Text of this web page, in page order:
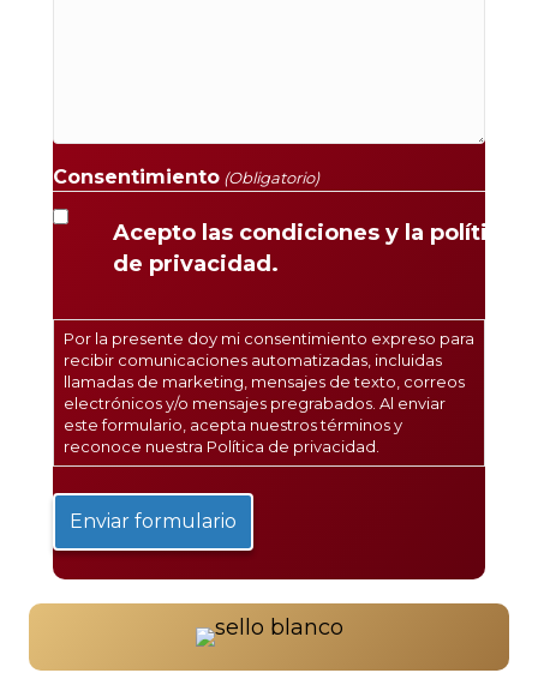
Consentimiento (Obligatorio)
Acepto las condiciones y la política
de privacidad.
Por la presente doy mi consentimiento expreso para
recibir comunicaciones automatizadas, incluidas
llamadas de marketing, mensajes de texto, correos
electrónicos y/o mensajes pregrabados. Al enviar
este formulario, acepta nuestros términos y
reconoce nuestra Política de privacidad